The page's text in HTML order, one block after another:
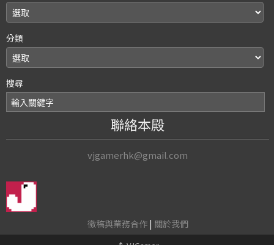
分類
搜尋
聯絡本殿
vjgamerhk@gmail.com
徵稿與業務合作| 關於我們